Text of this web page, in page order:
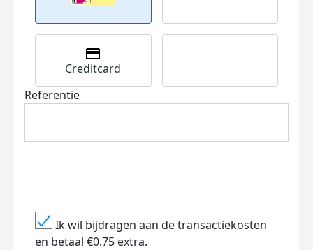
Creditcard
Referentie
Ik wil bijdragen aan de transactiekosten
en betaal €0.75 extra.